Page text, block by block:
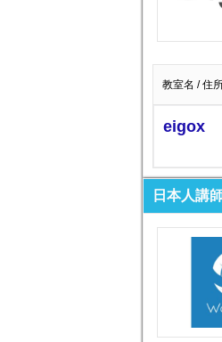
教室名 / 住
eigox
日本人講